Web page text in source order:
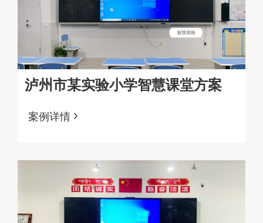
泸州市某实验小学智慧课堂方案
案例详情